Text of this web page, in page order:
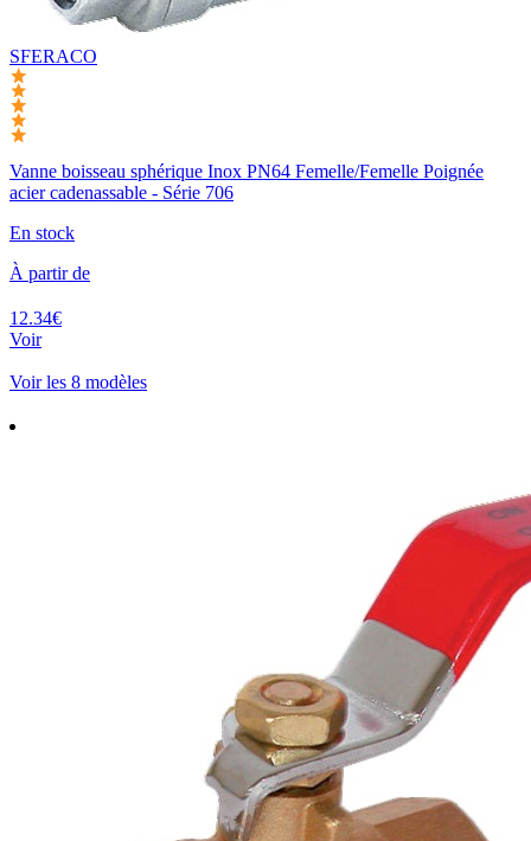
SFERACO
Vanne boisseau sphérique Inox PN64 Femelle/Femelle Poignée
acier cadenassable - Série 706
En stock
À partir de
12.34€
Voir
Voir les 8 modèles